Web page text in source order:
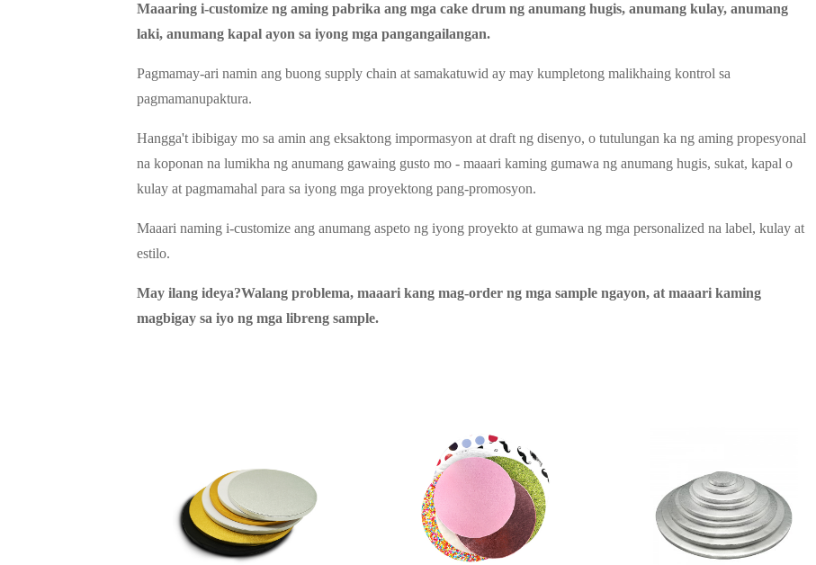
Maaaring i-customize ng aming pabrika ang mga cake drum ng anumang hugis, anumang kulay, anumang
laki, anumang kapal ayon sa iyong mga pangangailangan.
Pagmamay-ari namin ang buong supply chain at samakatuwid ay may kumpletong malikhaing kontrol sa
pagmamanupaktura.
Hangga't ibibigay mo sa amin ang eksaktong impormasyon at draft ng disenyo, o tutulungan ka ng aming propesyonal
na koponan na lumikha ng anumang gawaing gusto mo - maaari kaming gumawa ng anumang hugis, sukat, kapal o
kulay at pagmamahal para sa iyong mga proyektong pang-promosyon.
Maaari naming i-customize ang anumang aspeto ng iyong proyekto at gumawa ng mga personalized na label, kulay at
estilo.
May ilang ideya?Walang problema, maaari kang mag-order ng mga sample ngayon, at maaari kaming
magbigay sa iyo ng mga libreng sample.